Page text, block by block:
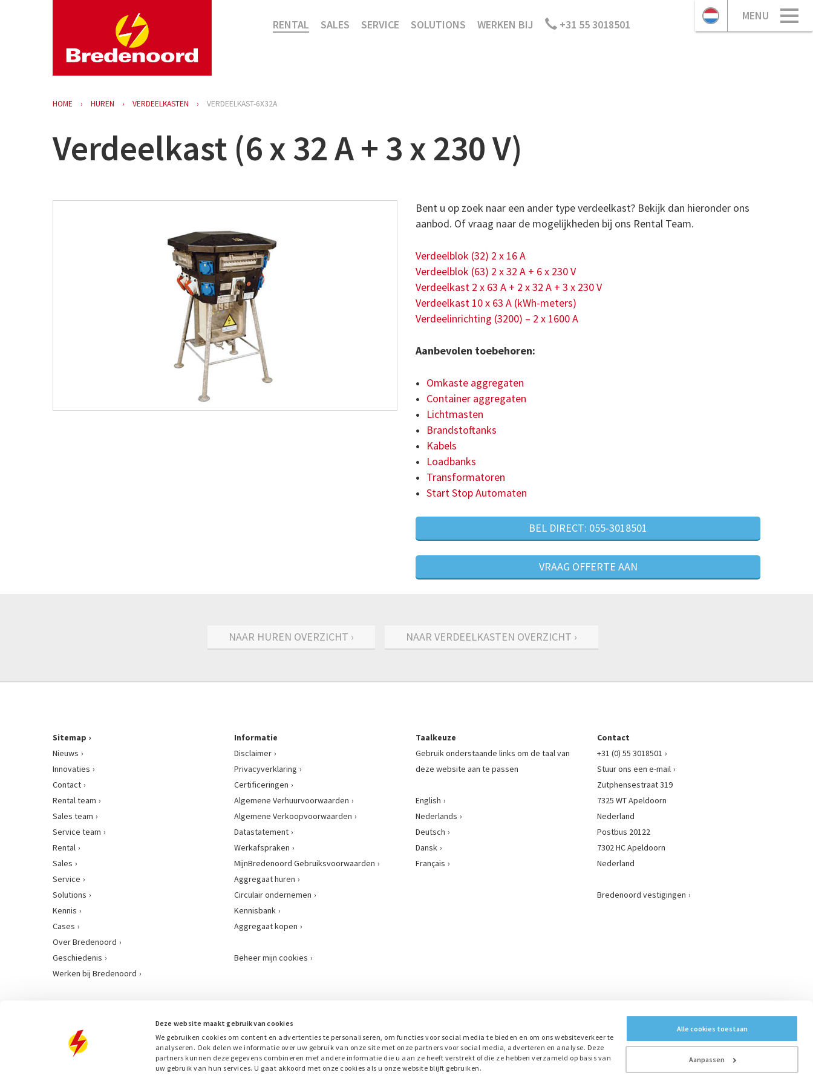
Deze website maakt gebruik van cookies
We gebruiken cookies om content en advertenties te personaliseren, om functies voor social media te bieden en om ons websiteverkeer te
analyseren. Ook delen we informatie over uw gebruik van onze site met onze partners voor social media, adverteren en analyse. Deze
partners kunnen deze gegevens combineren met andere informatie die u aan ze heeft verstrekt of die ze hebben verzameld op basis van
uw gebruik van hun services. U gaat akkoord met onze cookies als u onze website blijft gebruiken.
Alle cookies toestaan
Aanpassen
MENU
RENTAL SALES SERVICE SOLUTIONS WERKEN BIJ +31 55 3018501
HOME HUREN VERDEELKASTEN VERDEELKAST-6X32A
Verdeelkast (6 x 32 A + 3 x 230 V)
Bent u op zoek naar een ander type verdeelkast? Bekijk dan hieronder ons
aanbod. Of vraag naar de mogelijkheden bij ons Rental Team.
Verdeelblok (32) 2 x 16 A
Verdeelblok (63) 2 x 32 A + 6 x 230 V
Verdeelkast 2 x 63 A + 2 x 32 A + 3 x 230 V
Verdeelkast 10 x 63 A (kWh-meters)
Verdeelinrichting (3200) – 2 x 1600 A
Aanbevolen toebehoren:
Omkaste aggregaten
Container aggregaten
Lichtmasten
Brandstoftanks
Kabels
Loadbanks
Transformatoren
Start Stop Automaten
BEL DIRECT: 055-3018501
VRAAG OFFERTE AAN
NAAR HUREN OVERZICHT › NAAR VERDEELKASTEN OVERZICHT ›
Sitemap
Nieuws
Innovaties
Contact
Rental team
Sales team
Service team
Rental
Sales
Service
Solutions
Kennis
Cases
Over Bredenoord
Geschiedenis
Werken bij Bredenoord
Informatie
Disclaimer
Privacyverklaring
Certificeringen
Algemene Verhuurvoorwaarden
Algemene Verkoopvoorwaarden
Datastatement
Werkafspraken
MijnBredenoord Gebruiksvoorwaarden
Aggregaat huren
Circulair ondernemen
Kennisbank
Aggregaat kopen
Beheer mijn cookies
Taalkeuze
Gebruik onderstaande links om de taal van
deze website aan te passen
English
Nederlands
Deutsch
Dansk
Français
Contact
+31 (0) 55 3018501
Stuur ons een e-mail
Zutphensestraat 319
7325 WT Apeldoorn
Nederland
Postbus 20122
7302 HC Apeldoorn
Nederland
Bredenoord vestigingen